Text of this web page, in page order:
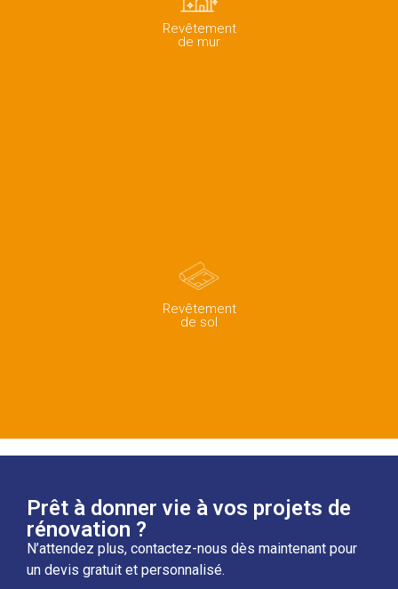
Revêtement
de mur
Revêtement
de sol
Prêt à donner vie à vos projets de
rénovation ?
N’attendez plus, contactez-nous dès maintenant pour
un devis gratuit et personnalisé.